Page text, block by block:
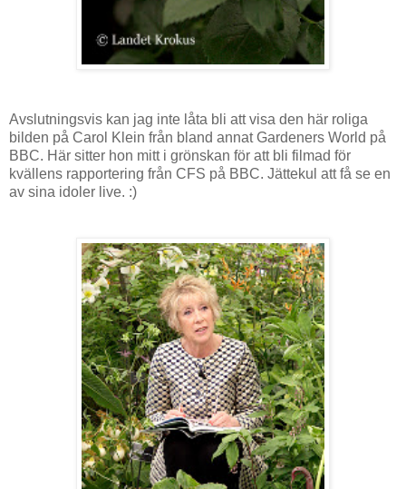
Avslutningsvis kan jag inte låta bli att visa den här roliga
bilden på Carol Klein från bland annat Gardeners World på
BBC. Här sitter hon mitt i grönskan för att bli filmad för
kvällens rapportering från CFS på BBC. Jättekul att få se en
av sina idoler live. :)